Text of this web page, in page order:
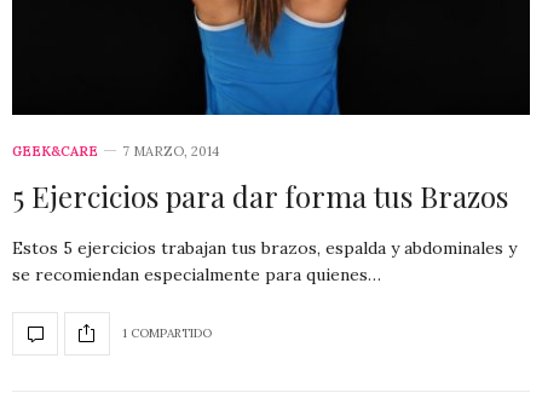
GEEK&CARE 7 MARZO, 2014
5 Ejercicios para dar forma tus Brazos
Estos 5 ejercicios trabajan tus brazos, espalda y abdominales y
se recomiendan especialmente para quienes…
1 COMPARTIDO